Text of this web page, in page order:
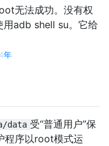
无法成功。没有权
用adb shell su。它给
年
data 受“普通用户”保
程序以root模式运